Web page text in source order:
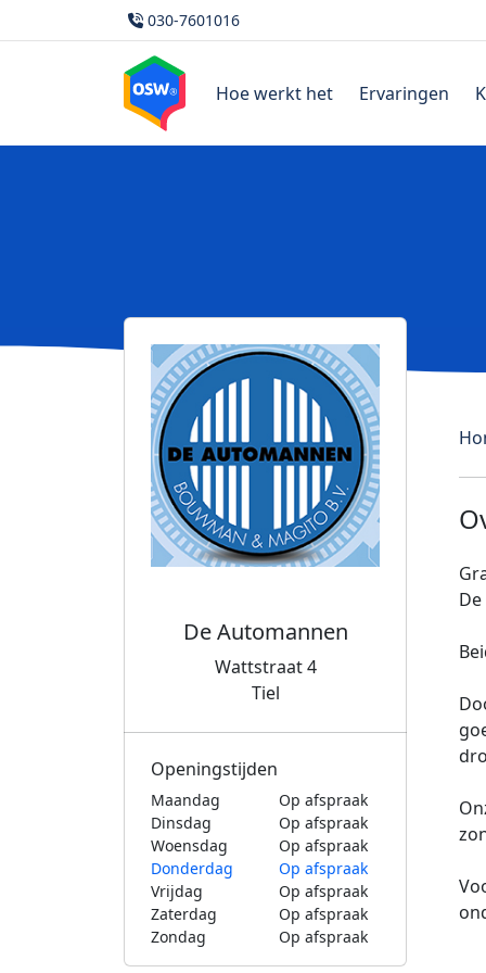
030-7601016
Hoe werkt het Ervaringen
De Automannen
Wattstraat 4
Tiel
Openingstijden
Maandag
Op afspraak
Dinsdag
Op afspraak
Woensdag
Op afspraak
Donderdag
Op afspraak
Vrijdag
Op afspraak
Zaterdag
Op afspraak
Zondag
Op afspraak